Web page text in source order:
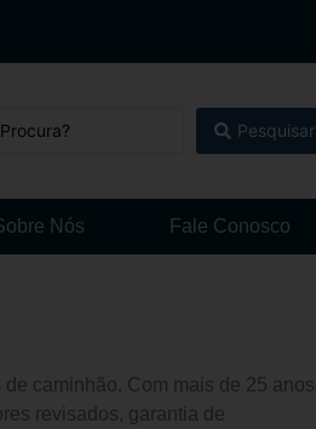
Pesquisar
Nós Fale Conosco
caminhão. Com mais de 25 anos
revisados, garantia de